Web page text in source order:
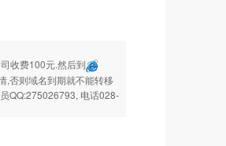
收费100元.然后到
,否则域名到期就不能转移
QQ:275026793, 电话028-